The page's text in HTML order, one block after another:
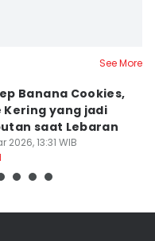
See More
Banana Cookies,
Kering yang jadi
saat Lebaran
2026, 13:31 WIB